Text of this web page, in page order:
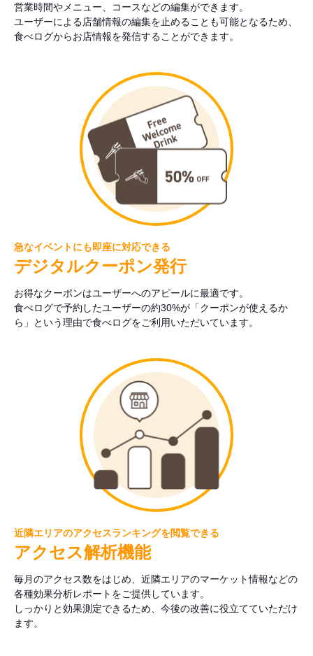
営業時間やメニュー、コースなどの編集ができます。
ユーザーによる店舗情報の編集を止めることも可能となるため、
食べログからお店情報を発信することができます。
急なイベントにも即座に対応できる
デジタルクーポン発行
お得なクーポンはユーザーへのアピールに最適です。
食べログで予約したユーザーの約30%が「クーポンが使えるか
ら」という理由で食べログをご利用いただいています。
近隣エリアのアクセスランキングを閲覧できる
アクセス解析機能
毎月のアクセス数をはじめ、近隣エリアのマーケット情報などの
各種効果分析レポートをご提供しています。
しっかりと効果測定できるため、今後の改善に役立てていただけ
ます。